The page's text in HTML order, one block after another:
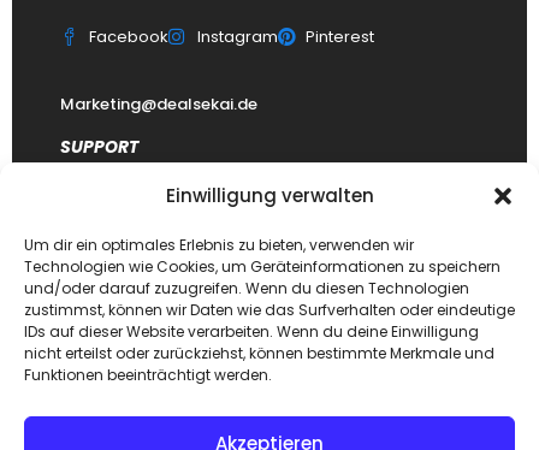
Einwilligung verwalten
Um dir ein optimales Erlebnis zu bieten, verwenden wir
Technologien wie Cookies, um Geräteinformationen zu speichern
und/oder darauf zuzugreifen. Wenn du diesen Technologien
zustimmst, können wir Daten wie das Surfverhalten oder eindeutige
IDs auf dieser Website verarbeiten. Wenn du deine Einwilligung
nicht erteilst oder zurückziehst, können bestimmte Merkmale und
Funktionen beeinträchtigt werden.
Akzeptieren
Facebook Instagram Pinterest
Marketing@dealsekai.de
SUPPORT
datenschutzerklärung
Impressum
Haftungsausschluss
FAQ Dealsekai